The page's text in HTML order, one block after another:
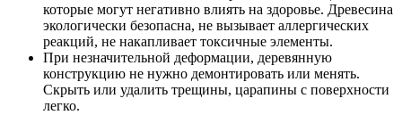
которые могут негативно влиять на здоровье. Древесина
экологически безопасна, не вызывает аллергических
реакций, не накапливает токсичные элементы.
При незначительной деформации, деревянную
конструкцию не нужно демонтировать или менять.
Скрыть или удалить трещины, царапины с поверхности
легко.